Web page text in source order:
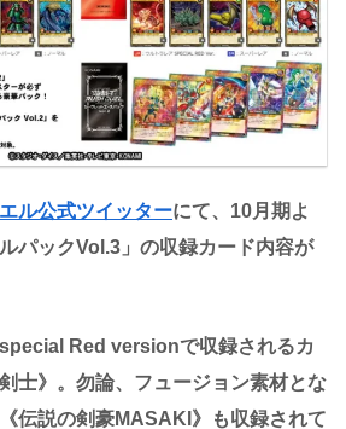
ル公式ツイッターにて、10月期よ
パックVol.3」の収録カード内容が
Red versionで収録されるカ
士》。勿論、フュージョン素材とな
伝説の剣豪MASAKI》も収録されて